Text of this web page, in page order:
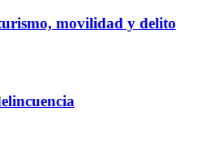
movilidad y delito